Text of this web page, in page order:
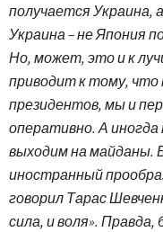
получается Украина,
Украина – не Япония
Но, может, это и к
приводит к тому,
президентов, мы и
оперативно. А иногда
выходим на майданы.
иностранный
говорил Тарас
сила, и воля».